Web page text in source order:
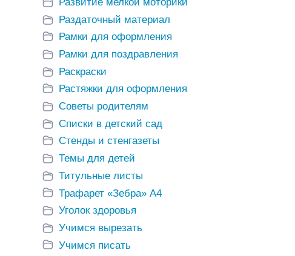
Раздаточный материал
Рамки для оформления
Рамки для поздравления
Раскраски
Растяжки для оформления
Советы родителям
Списки в детский сад
Стенды и стенгазеты
Темы для детей
Титульные листы
Трафарет «Зебра» А4
Уголок здоровья
Учимся вырезать
Учимся писать